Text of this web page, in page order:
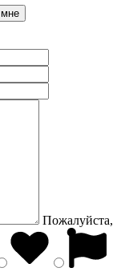
Пожалуйста,